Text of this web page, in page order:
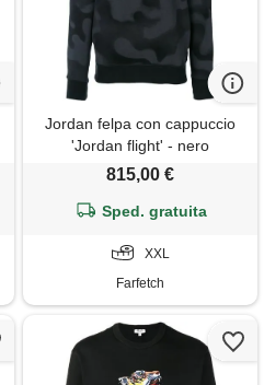
Jordan felpa con cappuccio
'Jordan flight' - nero
815,00 €
Sped. gratuita
XXL
Farfetch